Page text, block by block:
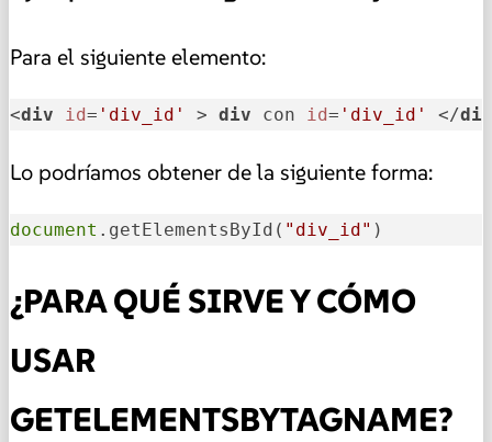
Para el siguiente elemento:
<div id= 'div_id' > div con id= 'div_id' </div
Lo podríamos obtener de la siguiente forma:
document .getElementsById( "div_id" )
¿PARA QUÉ SIRVE Y CÓMO
USAR
GETELEMENTSBYTAGNAME?